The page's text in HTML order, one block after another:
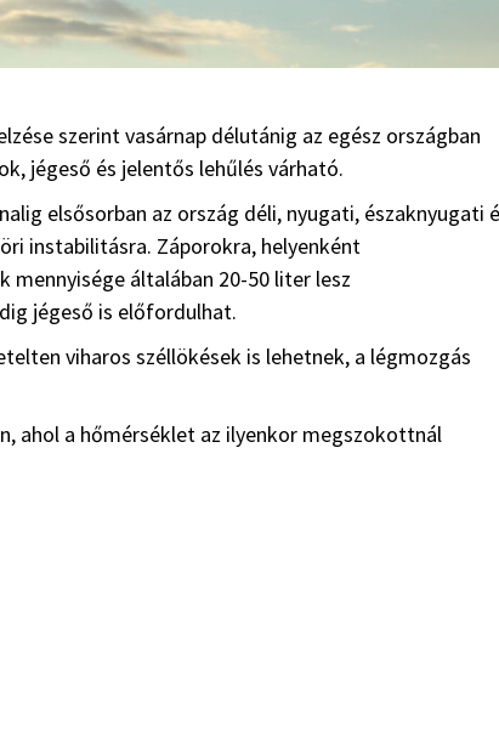
szerint vasárnap délutánig az egész országban
jégeső és jelentős lehűlés várható.
elsősorban az ország déli, nyugati, északnyugati
instabilitásra. Záporokra, helyenként
mennyisége általában 20-50 liter lesz
jégeső is előfordulhat.
viharos széllökések is lehetnek, a légmozgás
ahol a hőmérséklet az ilyenkor megszokottnál